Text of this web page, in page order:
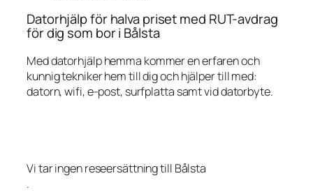
Datorhjälp för halva priset med RUT-avdrag
för dig som bor i Bålsta
Med datorhjälp hemma kommer en erfaren och
kunnig tekniker hem till dig och hjälper till med:
datorn, wifi, e-post, surfplatta samt vid datorbyte.
Vi tar ingen reseersättning till Bålsta
.